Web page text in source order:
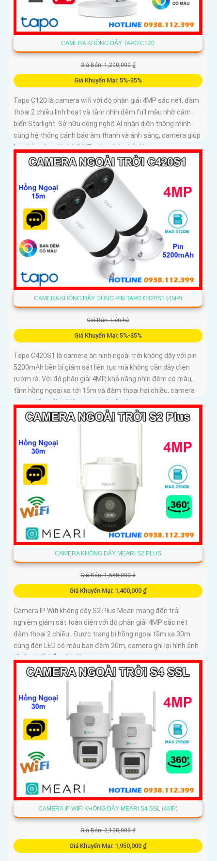
CAMERA KHÔNG DÂY TAPO C120
Giá Bán: 1,200,000 ₫
Giá Khuyến Mại: 5%-35%
Tapo C120 là camera wifi với độ phân giải 4MP sắc nét, đàm
thoại 2 chiều linh hoạt và tầm nhìn đêm full màu nhờ cảm
biến Starlight. Sở hữu công nghệ AI nhận diện thông minh
cùng hệ thống cảnh báo âm thanh và ánh sáng, camera giúp
bạn bảo vệ ngôi nhà 24/7 một cách chủ động
CAMERA KHÔNG DÂY DÙNG PIN TAPO C420S1 (4MP)
Giá Bán: Liên hệ
Giá Khuyến Mại: 5%-35%
Tapo C420S1 là camera an ninh ngoài trời không dây với pin
5200mAh bền bỉ giám sát liên tục mà không cần dây điện
rườm rà. Với độ phân giải 4MP, khả năng nhìn đêm có màu,
tầm hồng ngoại xa tới 15m và đàm thoại hai chiều, camera
mang đến trải nghiệm quan sát rõ nét
CAMERA KHÔNG DÂY MEARI S2 PLUS
Giá Bán: 1,550,000 ₫
Giá Khuyến Mại: 1,400,000 ₫
Camera IP Wifi không dây S2 Plus Meari mang đến trải
nghiệm giám sát toàn diện với độ phân giải 4MP sắc nét
đàm thoại 2 chiều . Được trang bị hồng ngoại tầm xa 30m
cùng đèn LED có màu ban đêm 20m, camera ghi lại hình ảnh
rõ ràng bất kể ngày đêm
CAMERA IP WIFI KHÔNG DÂY MEARI S4 SSL (4MP)
Giá Bán: 2,100,000 ₫
Giá Khuyến Mại: 1,950,000 ₫